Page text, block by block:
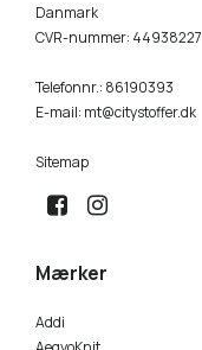
Danmark
CVR-nummer: 44938227
Telefonnr.: 86190393
E-mail: mt@citystoffer.dk
Sitemap
Mærker
Addi